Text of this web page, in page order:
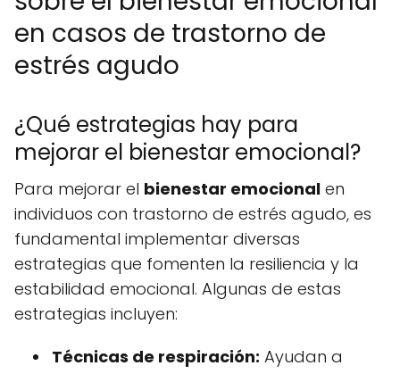
en casos de trastorno de
estrés agudo
¿Qué estrategias hay para
mejorar el bienestar emocional?
Para mejorar el bienestar emocional en
individuos con trastorno de estrés agudo, es
fundamental implementar diversas
estrategias que fomenten la resiliencia y la
estabilidad emocional. Algunas de estas
estrategias incluyen:
Técnicas de respiración: Ayudan a